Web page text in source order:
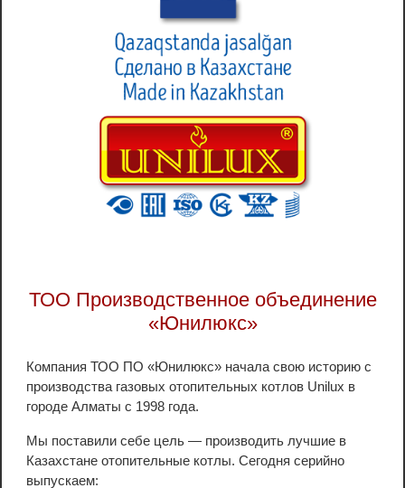
ТОО Производственное объединение
«Юнилюкс»
Компания ТОО ПО «Юнилюкс» начала свою историю с
производства газовых отопительных котлов Unilux в
городе Алматы с 1998 года.
Мы поставили себе цель — производить лучшие в
Казахстане отопительные котлы. Сегодня серийно
выпускаем: